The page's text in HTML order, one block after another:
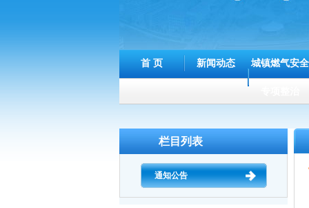
首 页 新闻动态 城镇燃气安全
栏目列表
通知公告